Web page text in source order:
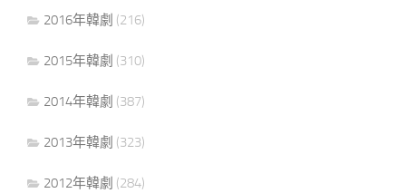
2016年韓劇 (216)
2015年韓劇 (310)
2014年韓劇 (387)
2013年韓劇 (323)
2012年韓劇 (284)